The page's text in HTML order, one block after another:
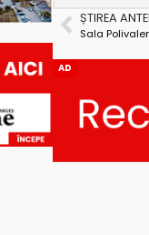
ȘTIREA
Sala
AD